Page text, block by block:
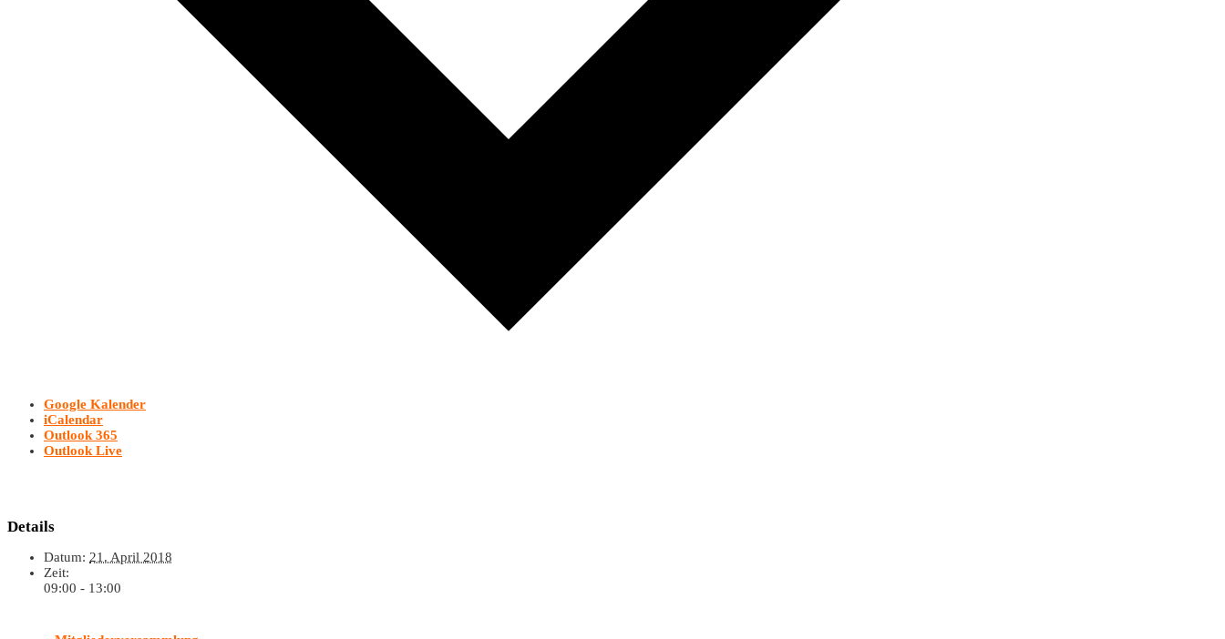
Google Kalender
iCalendar
Outlook 365
Outlook Live
Details
Datum: 21. April 2018
Zeit:
09:00 - 13:00